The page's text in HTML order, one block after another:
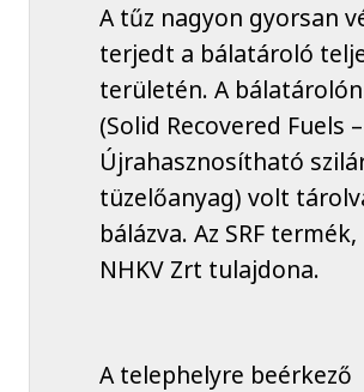
A tűz nagyon gyorsan
terjedt a bálatároló
területén. A bálatárolón
(Solid Recovered Fuels –
Újrahasznosítható
tüzelőanyag) volt
bálázva. Az SRF
NHKV Zrt tulajdona.
A telephelyre beérkező